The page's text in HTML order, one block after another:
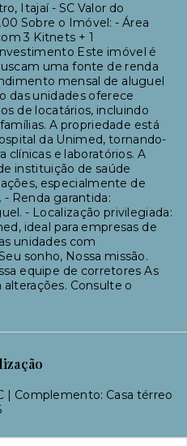
Itajaí - SC Valor do
Sobre o Imóvel: - Área
3 Kitnets + 1
Este imóvel é
uma fonte de renda
mensal de aluguel
das unidades oferece
de locatários, incluindo
A propriedade está
da Unimed, tornando-
clínicas e laboratórios. A
instituição de saúde
especialmente de
- Renda garantida:
- Localização privilegiada:
ideal para empresas de
unidades com
sonho, Nossa missão.
equipe de corretores As
Consulte o
| Complemento: Casa térreo